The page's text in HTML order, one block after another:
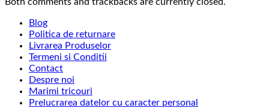
Blog
Politica de returnare
Livrarea Produselor
Termeni si Conditii
Contact
Despre noi
Marimi tricouri
Prelucrarea datelor cu caracter personal